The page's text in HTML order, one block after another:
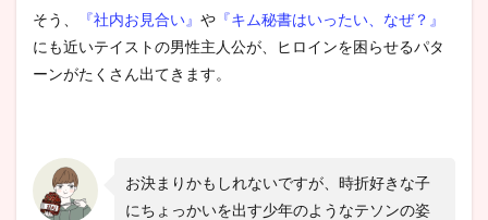
そう、 『社内お見合い』 や 『キム秘書はいったい、なぜ？』
にも近いテイストの男性主人公が、ヒロインを困らせるパタ
ーンがたくさん出てきます。
お決まりかもしれないですが、時折好きな子
にちょっかいを出す少年のようなテソンの姿